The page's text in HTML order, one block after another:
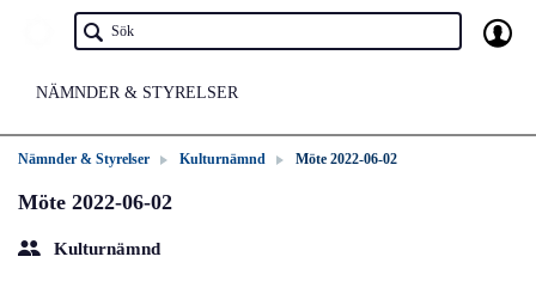
NÄMNDER & STYRELSER
Nämnder & Styrelser Kulturnämnd Möte 2022-06-02
Möte 2022-06-02
Kulturnämnd